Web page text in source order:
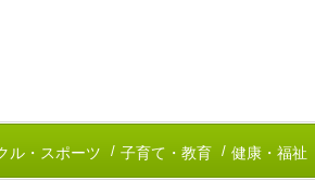
ル・スポーツ 子育て・教育 健康・福祉